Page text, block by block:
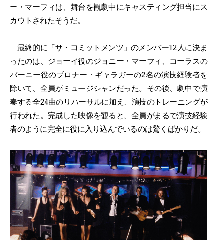
ー・マーフィは、舞台を観劇中にキャスティング担当にス
カウトされたそうだ。
最終的に「ザ・コミットメンツ」のメンバー12人に決ま
ったのは、ジョーイ役のジョニー・マーフィ、コーラスの
バーニー役のブロナー・ギャラガーの2名の演技経験者を
除いて、全員がミュージシャンだった。その後、劇中で演
奏する全24曲のリハーサルに加え、演技のトレーニングが
行われた。完成した映像を観ると、全員がまるで演技経験
者のように完全に役に入り込んでいるのは驚くばかりだ。